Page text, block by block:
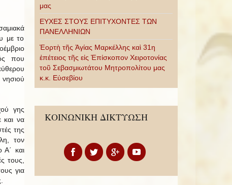
με το
που
γης
και να
της
τον
Α΄ και
τους,
για
μας
ΕΥΧΕΣ ΣΤΟΥΣ ΕΠΙΤΥΧΟΝΤΕΣ ΤΩΝ
ΠΑΝΕΛΛΗΝΙΩΝ
Ἑορτὴ τῆς Ἁγίας Μαρκέλλης καὶ 31η
ἐπέτειος τῆς εἰς Ἐπίσκοπον Χειροτονίας
τοῦ Σεβασμιωτάτου Μητροπολίτου μας
κ.κ. Εὐσεβίου
ΚΟΙΝΩΝΙΚΗ ΔΙΚΤΥΩΣΗ